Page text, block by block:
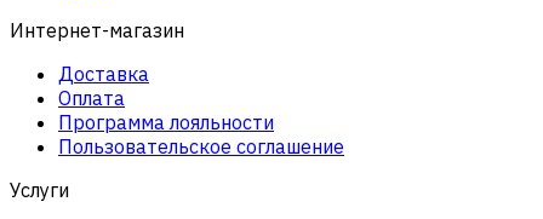
Интернет-магазин
Доставка
Оплата
Программа лояльности
Пользовательское соглашение
Услуги